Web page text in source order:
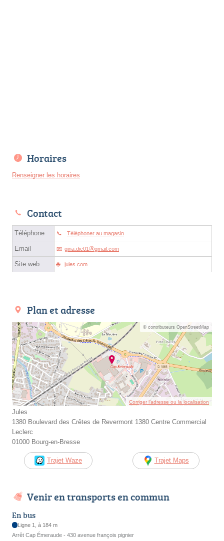
Horaires
Renseigner les horaires
Contact
Téléphone Téléphoner au magasin
Email gina.die01ⓐgmail.com
Site web jules.com
Plan et adresse
© contributeurs OpenStreetMap
Corriger l’adresse ou la localisation
Jules
1380 Boulevard des Crêtes de Revermont 1380 Centre Commercial
Leclerc
01000 Bourg-en-Bresse
Trajet Waze Trajet Maps
Venir en transports en commun
En bus
Ligne 1, à 184 m
Arrêt Cap Émeraude - 430 avenue françois pignier